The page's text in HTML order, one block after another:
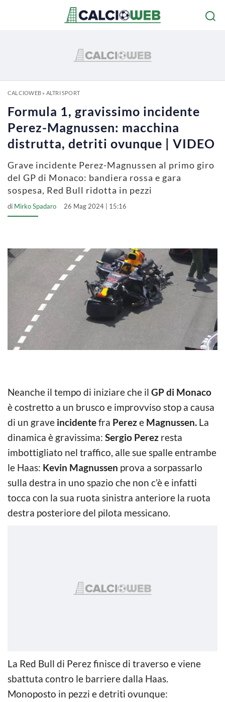
CALCIOWEB» ALTRI SPORT
Formula 1, gravissimo incidente
Perez-Magnussen: macchina
distrutta, detriti ovunque | VIDEO
Grave incidente Perez-Magnussen al primo giro
del GP di Monaco: bandiera rossa e gara
sospesa, Red Bull ridotta in pezzi
di Mirko Spadaro 26 Mag 2024 | 15:16
Neanche il tempo di iniziare che il GP di Monaco
è costretto a un brusco e improvviso stop a causa
di un grave incidentefra Pereze Magnussen. La
dinamica è gravissima: Sergio Perez resta
imbottigliato nel traffico, alle sue spalle entrambe
le Haas: Kevin Magnussen prova a sorpassarlo
sulla destra in uno spazio che non c’è e infatti
tocca con la sua ruota sinistra anteriore la ruota
destra posteriore del pilota messicano.
La Red Bull di Perez finisce di traverso e viene
sbattuta contro le barriere dalla Haas.
Monoposto in pezzi e detriti ovunque: